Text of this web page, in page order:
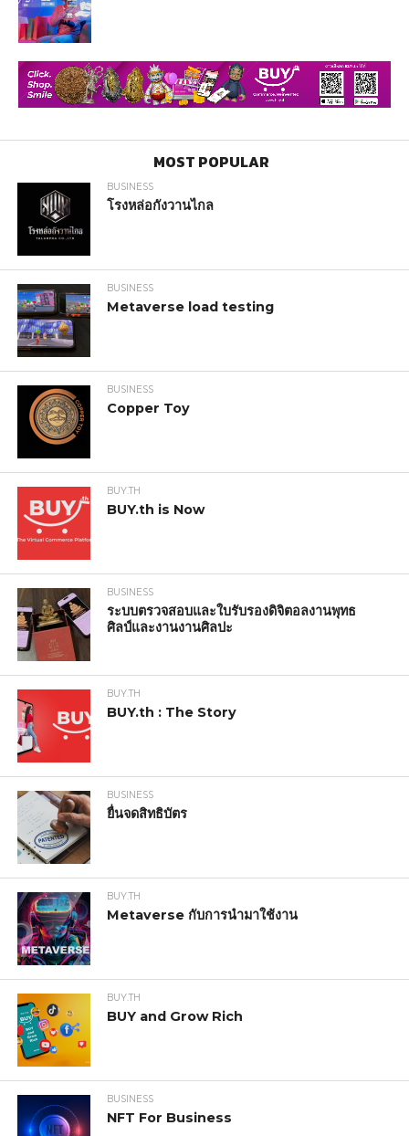
MOST POPULAR
BUSINESS
โรงหล่อกังวานไกล
BUSINESS
Metaverse load testing
BUSINESS
Copper Toy
BUY.TH
BUY.th is Now
BUSINESS
ระบบตรวจสอบและใบรับรองดิจิตอลงานพุทธ
ศิลป์และงานงานศิลปะ
BUY.TH
BUY.th : The Story
BUSINESS
ยื่นจดสิทธิบัตร
BUY.TH
Metaverse กับการนำมาใช้งาน
BUY.TH
BUY and Grow Rich
BUSINESS
NFT For Business